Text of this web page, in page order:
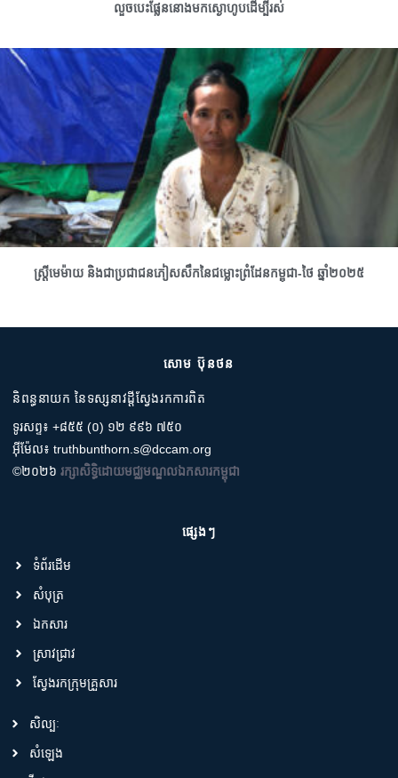
លួចបេះផ្លែននោងមកស្ងោហូបដើម្បីរស់
ស្រ្តីមេម៉ាយ និងជាប្រជាជនភៀសសឹកនៃជម្លោះព្រំដែនកម្ពុជា-ថៃ ឆ្នាំ២០២៥
សោម ប៊ុនថន
និពន្ធនាយក នៃទស្សនាវដ្តីស្វែងរកការពិត
ទូរសព្ទ៖ +៨៥៥ (០) ១២ ៩៩៦ ៧៥០
អ៊ីម៉ែល៖ truthbunthorn.s@dccam.org
©២០២៦ រក្សាសិទ្ធិដោយមជ្ឈមណ្ឌលឯកសារកម្ពុជា
ផ្សេងៗ
ទំព័រដើម
សំបុត្រ
ឯកសារ
ស្រាវជ្រាវ
ស្វែងរកក្រុមគ្រួសារ
សិល្បៈ
សំឡេង